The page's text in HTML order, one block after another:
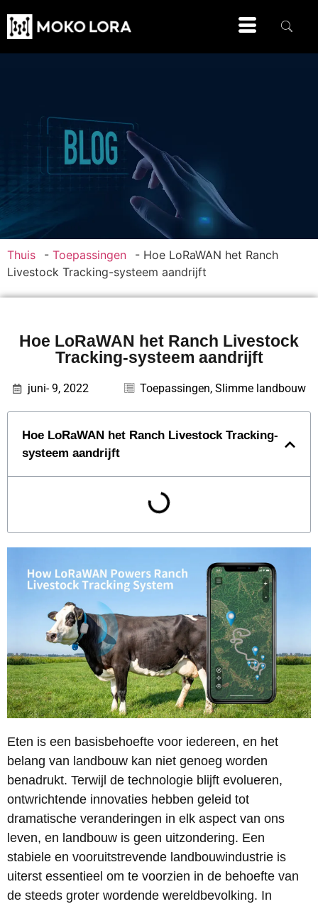
Thuis - Toepassingen - Hoe LoRaWAN het Ranch
Livestock Tracking-systeem aandrijft
Hoe LoRaWAN het Ranch Livestock
Tracking-systeem aandrijft
juni- 9, 2022 Toepassingen, Slimme landbouw
Hoe LoRaWAN het Ranch Livestock Tracking-
systeem aandrijft
Eten is een basisbehoefte voor iedereen, en het
belang van landbouw kan niet genoeg worden
benadrukt. Terwijl de technologie blijft evolueren,
ontwrichtende innovaties hebben geleid tot
dramatische veranderingen in elk aspect van ons
leven, en landbouw is geen uitzondering. Een
stabiele en vooruitstrevende landbouwindustrie is
uiterst essentieel om te voorzien in de behoefte van
de steeds groter wordende wereldbevolking. In